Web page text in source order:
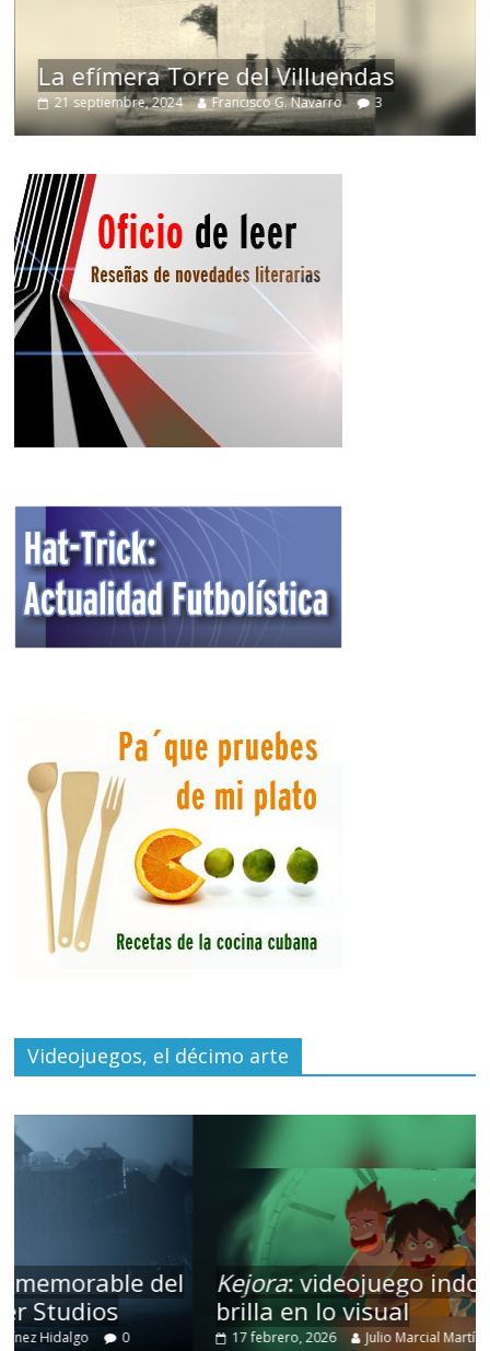
La efímera Torre del Villuendas
21 septiembre, 2024 Francisco G. Navarro 3
Videojuegos, el décimo arte
Kejora: videojuego indonesio que
brilla en lo visual
17 febrero, 2026 Julio Marcial Martínez Hidalgo 0